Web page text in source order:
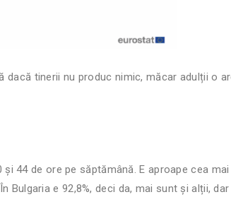
tinerii nu produc nimic, măcar adulții o
44 de ore pe săptămână. E aproape cea mai
Bulgaria e 92,8%, deci da, mai sunt și alții, dar